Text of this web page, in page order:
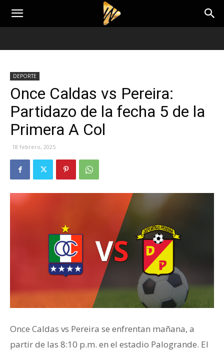
DEPORTE
Once Caldas vs Pereira:
Partidazo de la fecha 5 de la
Primera A Col
18 febrero, 2025
Once Caldas vs Pereira se enfrentan mañana, a
partir de las 8:10 p.m. en el estadio Palogrande. El